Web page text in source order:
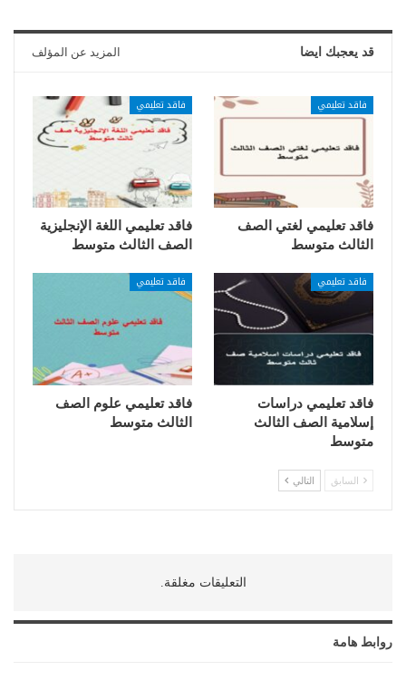
قد يعجبك ايضا المزيد عن المؤلف
فاقد تعليمي
فاقد تعليمي لغتي الصف
الثالث متوسط
فاقد تعليمي
فاقد تعليمي اللغة الإنجليزية
الصف الثالث متوسط
فاقد تعليمي
فاقد تعليمي دراسات
إسلامية الصف الثالث
متوسط
فاقد تعليمي
فاقد تعليمي علوم الصف
الثالث متوسط
السابق التالي
التعليقات مغلقة.
روابط هامة